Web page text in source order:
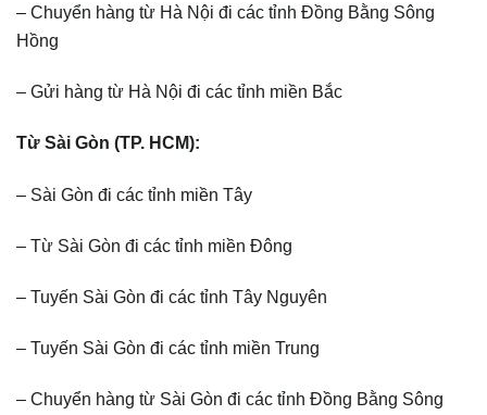
– Chuyển hàng từ Hà Nội đi các tỉnh Đồng Bằng Sông
Hồng
– Gửi hàng từ Hà Nội đi các tỉnh miền Bắc
Từ Sài Gòn (TP. HCM):
– Sài Gòn đi các tỉnh miền Tây
– Từ Sài Gòn đi các tỉnh miền Đông
– Tuyến Sài Gòn đi các tỉnh Tây Nguyên
– Tuyến Sài Gòn đi các tỉnh miền Trung
– Chuyển hàng từ Sài Gòn đi các tỉnh Đồng Bằng Sông